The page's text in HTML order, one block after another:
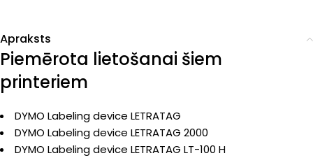
Apraksts
Piemērota lietošanai šiem
printeriem
DYMO Labeling device LETRATAG
DYMO Labeling device LETRATAG 2000
DYMO Labeling device LETRATAG LT-100 H